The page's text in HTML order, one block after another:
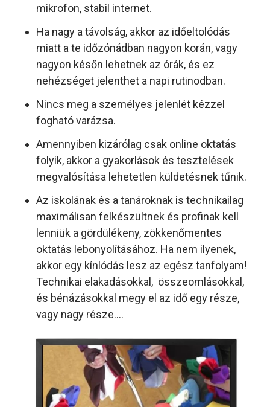
mikrofon, stabil internet.
Ha nagy a távolság, akkor az időeltolódás
miatt a te időzónádban nagyon korán, vagy
nagyon későn lehetnek az órák, és ez
nehézséget jelenthet a napi rutinodban.
Nincs meg a személyes jelenlét kézzel
fogható varázsa.
Amennyiben kizárólag csak online oktatás
folyik, akkor a gyakorlások és tesztelések
megvalósítása lehetetlen küldetésnek tűnik.
Az iskolának és a tanároknak is technikailag
maximálisan felkészültnek és profinak kell
lenniük a gördülékeny, zökkenőmentes
oktatás lebonyolításához. Ha nem ilyenek,
akkor egy kínlódás lesz az egész tanfolyam!
Technikai elakadásokkal, összeomlásokkal,
és bénázásokkal megy el az idő egy része,
vagy nagy része....